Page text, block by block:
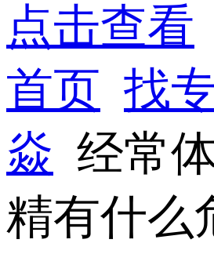
点击查看
首页 找
焱 经常
精有什么